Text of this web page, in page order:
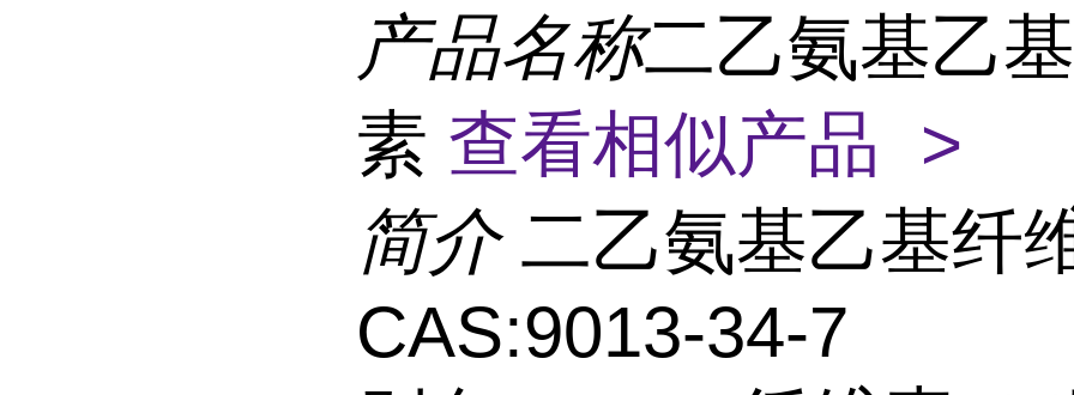
产品名称二乙氨基乙
素 查看相似产品 >
简介 二乙氨基乙基纤
CAS:9013-34-7